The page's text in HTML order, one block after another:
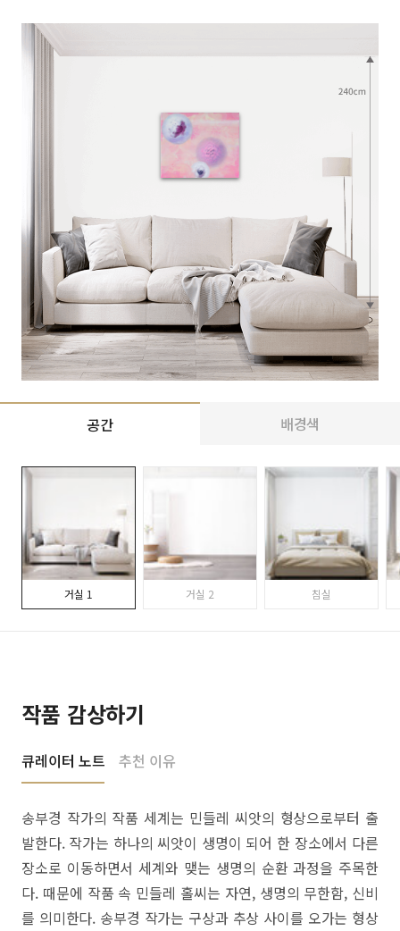
공간 배경색
거실 1 거실 2 침실
작품 감상하기
큐레이터 노트 추천 이유
송부경 작가의 작품 세계는 민들레 씨앗의 형상으로부터 출
발한다. 작가는 하나의 씨앗이 생명이 되어 한 장소에서 다른
장소로 이동하면서 세계와 맺는 생명의 순환 과정을 주목한
다. 때문에 작품 속 민들레 홀씨는 자연, 생명의 무한함, 신비
를 의미한다. 송부경 작가는 구상과 추상 사이를 오가는 형상